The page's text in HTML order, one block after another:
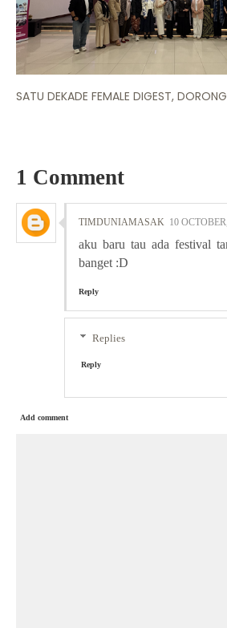
SATU DEKADE FEMALE DIGEST,
1 Comment
TIMDUNIAMASAK 10
aku baru tau ada festival
banget :D
Reply
Replies
Reply
Add comment